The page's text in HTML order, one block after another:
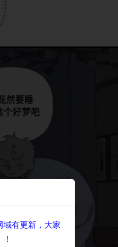
域有更新，大家